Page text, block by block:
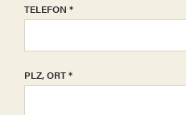
TELEFON *
PLZ, ORT*